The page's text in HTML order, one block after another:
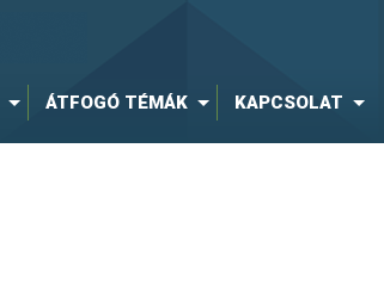
ÁTFOGÓ TÉMÁK KAPCSOLAT